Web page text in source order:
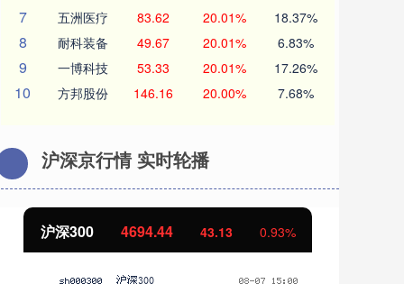
7 五洲医疗 83.62 20.01% 18.37%
8 耐科装备 49.67 20.01% 6.83%
9 一博科技 53.33 20.01% 17.26%
10 方邦股份 146.16 20.00% 7.68%
沪深京行情 实时轮播
沪深300 4694.44 43.13 0.93%